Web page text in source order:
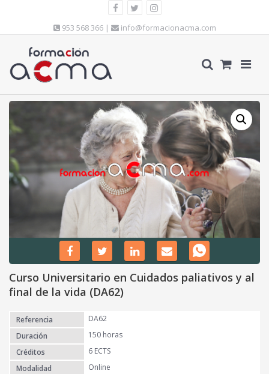
953 568 366 | info@formacionacma.com
Curso Universitario en Cuidados paliativos y al
final de la vida (DA62)
Referencia
DA62
Duración
150 horas
Créditos
6 ECTS
Modalidad
Online